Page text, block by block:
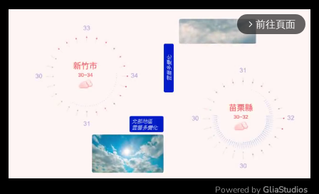
arrow_forward_ios 前往頁面
Powered by GliaStudios